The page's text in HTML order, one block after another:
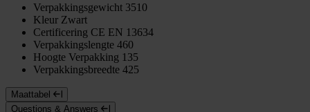
Verpakkingsgewicht 3510
Kleur Zwart
Certificering CE EN 13634
Verpakkingslengte 460
Hoogte Verpakking 135
Verpakkingsbreedte 425
Maattabel
Questions & Answers